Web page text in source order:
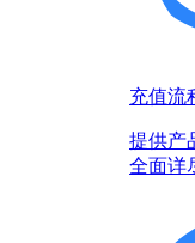
充值流
提供产
全面详